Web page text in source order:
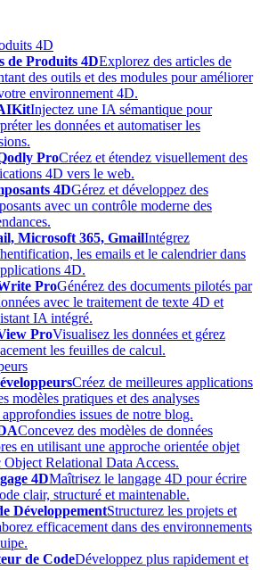
4D
de Produits 4DExplorez des articles de
des outils et des modules pour améliorer
environnement 4D.
Injectez une IA sémantique pour
les données et automatiser les
ProCréez et étendez visuellement des
4D vers le web.
4DGérez et développez des
avec un contrôle moderne des
Microsoft 365, GmailIntégrez
les emails et le calendrier dans
4D.
ProGénérez des documents pilotés par
avec le traitement de texte 4D et
IA intégré.
ProVisualisez les données et gérez
les feuilles de calcul.
Créez de meilleures applications
modèles pratiques et des analyses
issues de notre blog.
Concevez des modèles de données
en utilisant une approche orientée objet
Object Relational Data Access.
4DMaîtrisez le langage 4D pour écrire
clair, structuré et maintenable.
DéveloppementStructurez les projets et
efficacement dans des environnements
de CodeDéveloppez plus rapidement et